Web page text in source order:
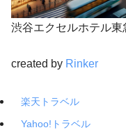
渋谷エクセルホテル
created by Rinker
楽天トラベル
Yahoo!トラベル